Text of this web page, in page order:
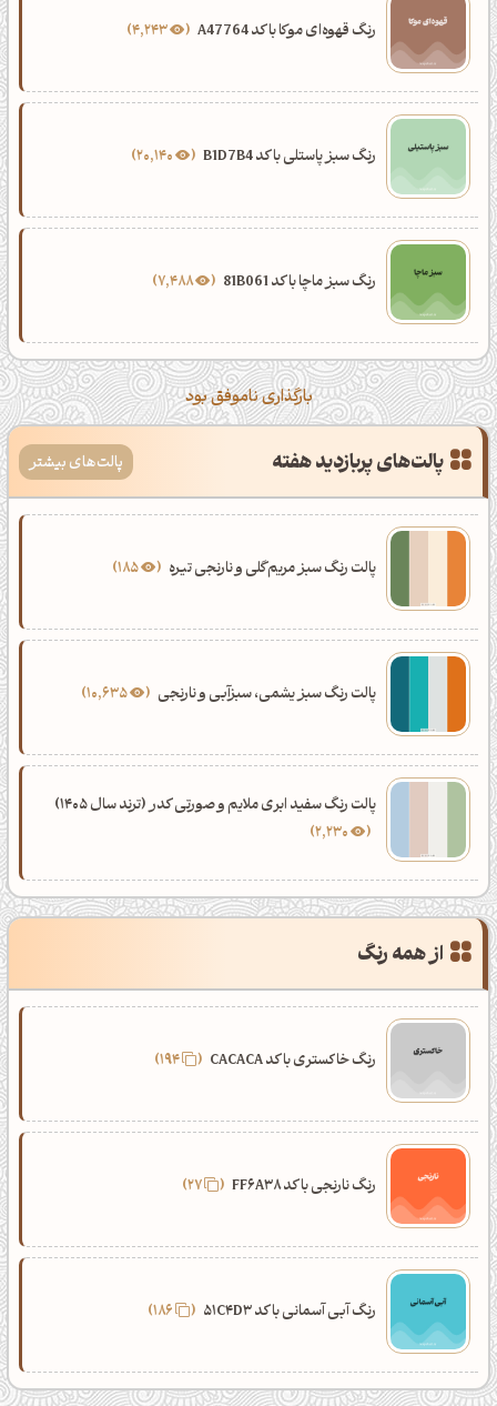
رنگ قهوه‌ای موکا با کد A47764 4,243
رنگ سبز پاستلی با کد B1D7B4
رنگ سبز ماچا با کد 81B061 7,488
بارگذاری ناموفق بود
پالت‌های پربازدید هفته پالت‌های بیشتر
پالت رنگ سبز مریم‌گلی و نارنجی تیره 185
پالت رنگ سبز یشمی، سبزآبی و نارنجی 10,635
پالت رنگ سفید ابری ملایم و صورتی کدر (ترند سال 1405)
از همه رنگ
رنگ خاکستری با کد CACACA 194
رنگ نارنجی با کد FF6A38 27
رنگ آبی آسمانی با کد 51C4D3